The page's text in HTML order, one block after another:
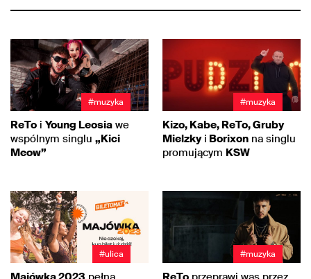
#muzyka
ReTo i Young Leosia we
wspólnym singlu „Kici
Meow”
#muzyka
Kizo, Kabe, ReTo, Gruby
Mielzkyi Borixon na singlu
promującym KSW
#ulica #muzyka